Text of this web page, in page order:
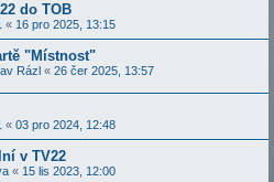
do TOB
« 16 pro 2025, 13:15
"Místnost"
Rázl « 26 čer 2025, 13:57
« 03 pro 2024, 12:48
v TV22
« 15 lis 2023, 12:00